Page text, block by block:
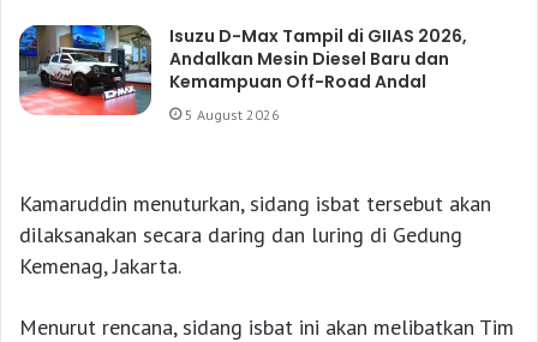
Isuzu D-Max Tampil di GIIAS 2026,
Andalkan Mesin Diesel Baru dan
Kemampuan Off-Road Andal
5 August 2026
Kamaruddin menuturkan, sidang isbat tersebut akan
dilaksanakan secara daring dan luring di Gedung
Kemenag, Jakarta.
Menurut rencana, sidang isbat ini akan melibatkan Tim